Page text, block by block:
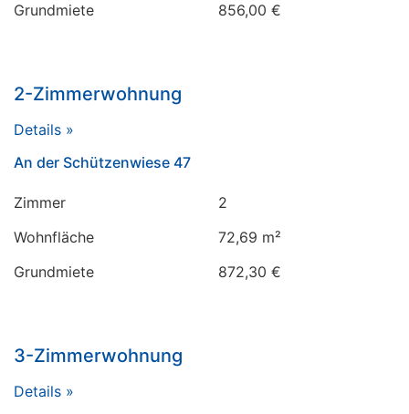
Grundmiete
856,00 €
2-Zimmerwohnung
Details »
An der Schützenwiese 47
Zimmer
2
Wohnfläche
72,69 m²
Grundmiete
872,30 €
3-Zimmerwohnung
Details »